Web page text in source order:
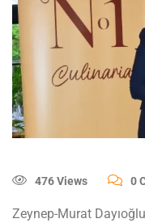
476 Views 0
Zeynep-Murat